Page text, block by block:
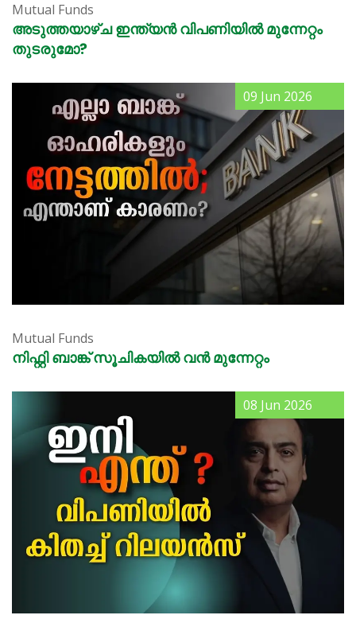
Mutual Funds
അടുത്തയാഴ്ച ഇന്ത്യൻ വിപണിയിൽ മുന്നേറ്റം
തുടരുമോ?
Mutual Funds
നിഫ്റ്റി ബാങ്ക് സൂചികയിൽ വൻ മുന്നേറ്റം
09 Jun 2026
08 Jun 2026